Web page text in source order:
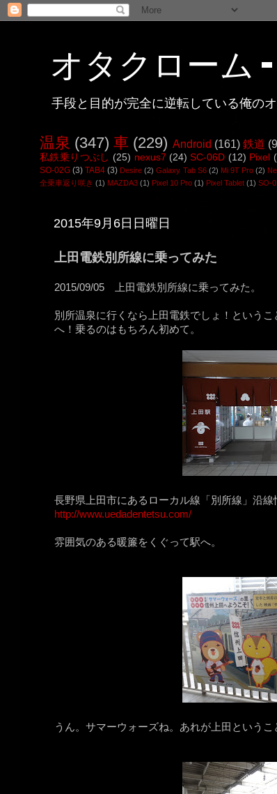
オタクロー
手段と目的が完全に逆転している俺の
温泉 (347) 車 (229) Android (161) 鉄道
私鉄乗りつぶし (25) nexus7 (24) SC-06D (12) Pixel
SO-02G (3) TAB4 (3) Desire (2) Galaxy Tab S6 (2) Mi 9T Pro (2)
全乗車返り咲き (1) MAZDA3 (1) Pixel 10 Pro (1) Pixel Tablet (1) SO-
2015年9月6日日曜日
上田電鉄別所線に乗ってみた
2015/09/05 上田電鉄別所線に乗ってみた。
別所温泉に行くなら上田電鉄でしょ！という
へ！乗るのはもちろん初めて。
長野県上田市にあるローカル線「別所線」沿
http://www.uedadentetsu.com/
雰囲気のある暖簾をくぐって駅へ。
うん。サマーウォーズね。あれが上田という